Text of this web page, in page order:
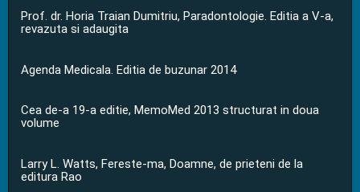
Prof. dr. Horia Traian Dumitriu, Paradontologie. Editia a V-a,
revazuta si adaugita
Agenda Medicala. Editia de buzunar 2014
Cea de-a 19-a editie, MemoMed 2013 structurat in doua
volume
Larry L. Watts, Fereste-ma, Doamne, de prieteni de la
editura Rao